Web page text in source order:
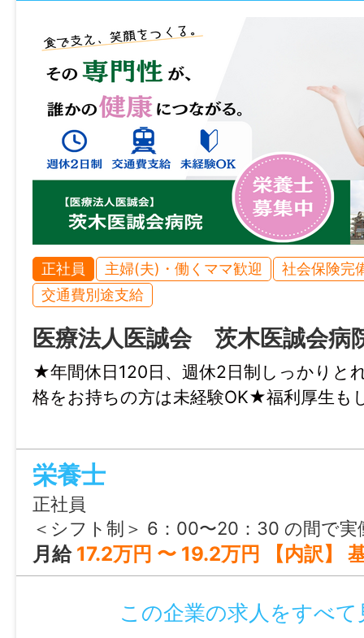
正社員 主婦(夫)・働くママ歓迎
社会保険完
交通費別途支給
医療法人医誠会 茨木医誠会病
★年間休日120日、週休2日制しっかりと
格をお持ちの方は未経験OK★福利厚生
栄養士
正社員
＜シフト制＞ 6：00〜20：30 の間で実働7.5時間（休憩60分） 勤務例 6：00～14：
月給 17.2万円 〜 19.2万円 【内訳】 基本給：135,000円～155,000円 職務手当：20,000円 調整手当：17,000円 ※経験年数に応じて加算有
この企業の求人をすべて